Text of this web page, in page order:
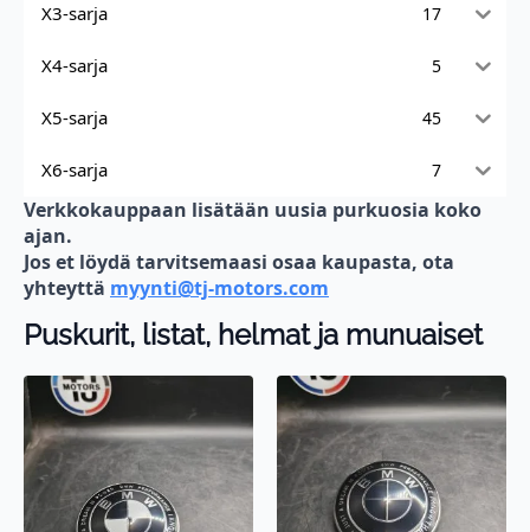
X3-sarja 17
X4-sarja 5
X5-sarja 45
X6-sarja 7
Verkkokauppaan lisätään uusia purkuosia koko
ajan.
Jos et löydä tarvitsemaasi osaa kaupasta, ota
yhteyttä myynti@tj-motors.com
Puskurit, listat, helmat ja munuaiset